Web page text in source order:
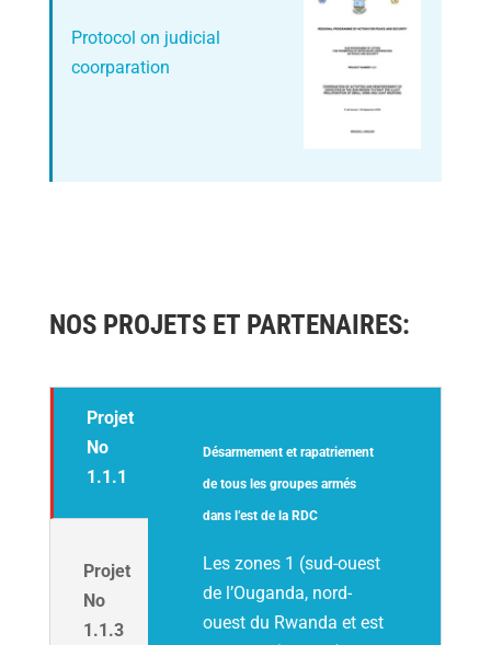
Protocol on judicial
coorparation
NOS PROJETS ET PARTENAIRES:
Projet
No
1.1.1
Projet
No
1.1.3
Désarmement et rapatriement
de tous les groupes armés
dans l’est de la RDC
Les zones 1 (sud-ouest
de l’Ouganda, nord-
ouest du Rwanda et est